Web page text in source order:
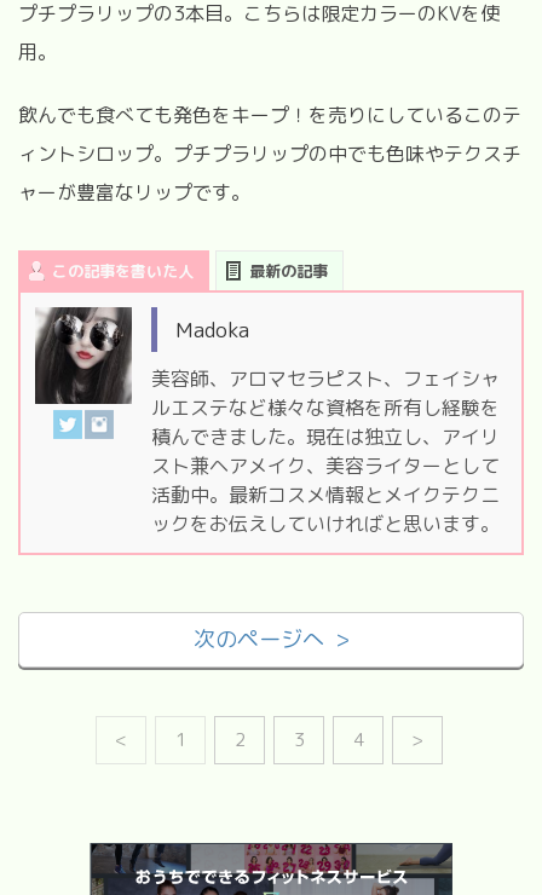
プチプラリップの3本目。こちらは限定カラーのKVを使
用。
飲んでも食べても発色をキープ！を売りにしているこのテ
ィントシロップ。 プチプラリップの中でも色味やテクスチ
ャーが豊富なリップです。
この記事を書いた人 最新の記事
Madoka
美容師、アロマセラピスト、フェイシャ
ルエステなど様々な資格を所有し経験を
積んできました。現在は独立し、アイリ
スト兼ヘアメイク、美容ライターとして
活動中。最新コスメ情報とメイクテクニ
ックをお伝えしていければと思います。
次のページへ >
< 1 2 3 4 >